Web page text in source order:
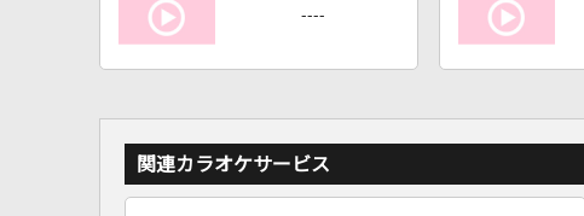
----
関連カラオケサービス